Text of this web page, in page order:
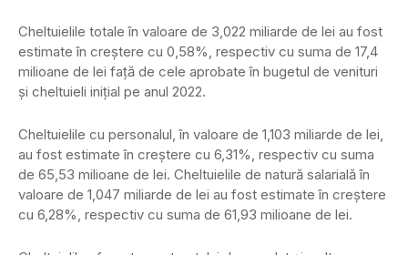
Cheltuielile totale în valoare de 3,022 miliarde de lei au fost
estimate în creștere cu 0,58%, respectiv cu suma de 17,4
milioane de lei față de cele aprobate în bugetul de venituri
și cheltuieli inițial pe anul 2022.
Cheltuielile cu personalul, în valoare de 1,103 miliarde de lei,
au fost estimate în creștere cu 6,31%, respectiv cu suma
de 65,53 milioane de lei. Cheltuielile de natură salarială în
valoare de 1,047 miliarde de lei au fost estimate în creștere
cu 6,28%, respectiv cu suma de 61,93 milioane de lei.